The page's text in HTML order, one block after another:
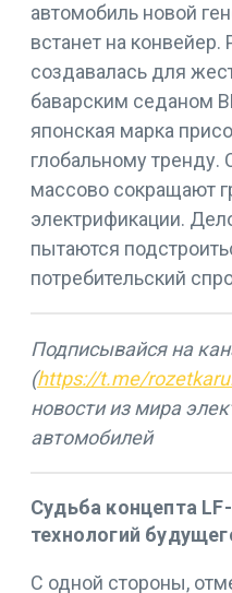
автомобиль новой
встанет на конвейер.
создавалась для
баварским седаном
японская марка
глобальному
массово сокращают
электрификации.
пытаются
потребительский
Подписывайся на
(https://t.me/
новости из мира
автомобилей
Судьба концепта
технологий
С одной стороны,